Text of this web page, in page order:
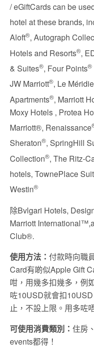
/ eGiftCards can be
hotel at these brands,
Aloft®, Autograph
Hotels and Resorts®,
& Suites®, Four Points®
JW Marriott®, Le
Apartments®, Marriott
Moxy Hotels , Protea
Marriott®, Renaissance
Sheraton®, SpringHill
Collection®, The Ritz-
hotels, TownePlace
Westin®
除Bvlgari Hotels,
Marriott
Club®.
使用方法： 付款時向職
Card有啲似Apple Gift
咁，用幾多扣幾多，例
咗10USD就會扣
止，不設上限。用多咗
可使用消費類別： 住房
events都得！